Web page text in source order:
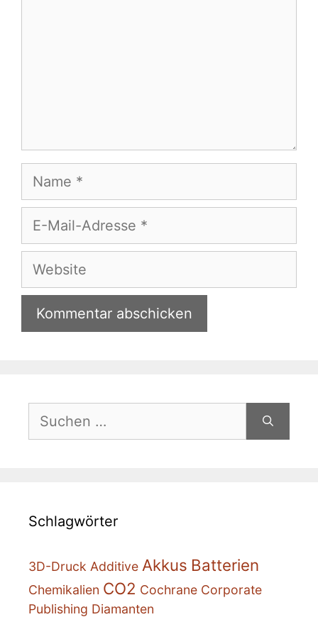
Name
E-
Website
nach:
Schlagwörter
3D-Druck Additive Akkus Batterien
Chemikalien CO2 Cochrane Corporate
Publishing Diamanten